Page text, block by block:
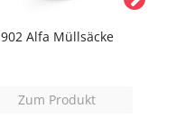
902 Alfa Müllsäcke
Zum Produkt